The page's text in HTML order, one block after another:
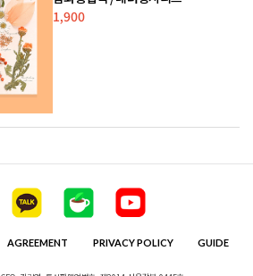
1,900
AGREEMENT PRIVACY POLICY GUIDE